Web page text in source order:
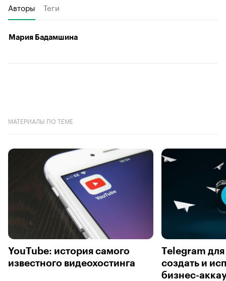
Авторы Теги
Мария Бадамшина
МАТЕРИАЛЫ ПО ТЕМЕ
YouTube: история самого
известного видеохостинга
Telegram
создать и
бизнес-